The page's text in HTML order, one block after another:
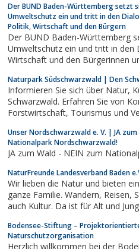
Der BUND Baden-Württemberg setzt
Umweltschutz ein und tritt in den
Politik, Wirtschaft und den Bürgern
Der BUND Baden-Württemberg setzt sich für Natur- und
Umweltschutz ein und tritt in den
Wirtschaft und den Bürgerinnen
Naturpark Südschwarzwald | Den
Informieren Sie sich über Natur, Kultur und Sport im
Schwarzwald. Erfahren Sie von
Forstwirtschaft, Tourismus
Unser Nordschwarzwald e. V. | JA zum
Nationalpark Nordschwarzwald!
JA zum Wald - NEIN zum
NaturFreunde Landesverband Baden
Wir lieben die Natur und bieten
ganze Familie. Wandern, Reisen, Sport in der Natur und natürlich
auch Kultur. Da ist für Alt und
erstreckt sich vom Odenwald
Kraichgau und...
Bodensee-Stiftung –
Naturschutzorganisation
Herzlich willkommen bei der